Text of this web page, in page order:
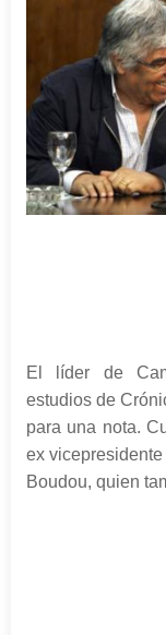
El líder de
estudios de
para una nota.
ex vicepresidente
Boudou, quien